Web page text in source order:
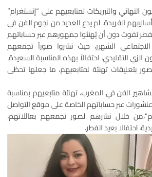
التهاني والتبريكات لمتابعيهم على “إنستغرام”
الفريدة. لم يدع العديد من نجوم الفن في
تفوت دون أن يُهنئوا جمهورهم عبر حساباتهم
الشهير، حيث نشروا صوراً تجمعهم
الزي التقليدي، احتفالاً بهذه المناسبة السعيدة.
بتعليقات تهنئة لمتابعيهم، ما جعلها تحظى
الفن في المغرب، تهنئة متابعيهم بمناسبة
عبر حساباتهم الخاصة على موقع التواصل
خلال نشرهم لصور تجمعهم بعائلاتهم،
احتفالا بعيد الفطر.